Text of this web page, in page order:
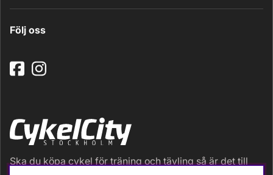
Följ oss
Ska du köpa cykel för träning och tävling så är det till